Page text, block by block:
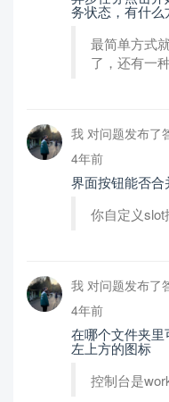
务状态，有什么
最简单方式
了，还有一
我 对问题发布了
4年前
界面按钮能否合
你自定义slot
我 对问题发布了
4年前
在哪个文件夹
左上方的图标
控制台是